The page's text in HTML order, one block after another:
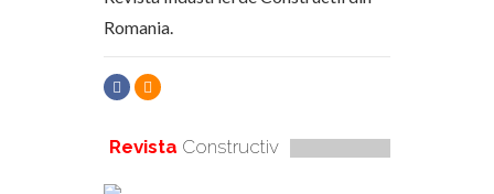
Romania.
Revista Constructiv